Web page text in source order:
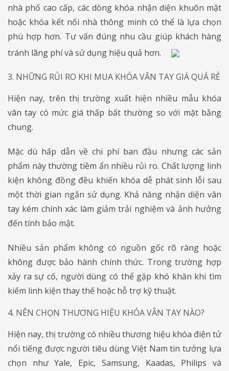
nhà phố cao cấp, các dòng khóa nhận diện khuôn mặt
hoặc khóa kết nối nhà thông minh có thể là lựa chọn
phù hợp hơn. Tư vấn đúng nhu cầu giúp khách hàng
tránh lãng phí và sử dụng hiệu quả hơn.
3. NHỮNG RỦI RO KHI MUA KHÓA VÂN TAY GIÁ QUÁ RẺ
Hiện nay, trên thị trường xuất hiện nhiều mẫu khóa
vân tay có mức giá thấp bất thường so với mặt bằng
chung.
Mặc dù hấp dẫn về chi phí ban đầu nhưng các sản
phẩm này thường tiềm ẩn nhiều rủi ro. Chất lượng linh
kiện không đồng đều khiến khóa dễ phát sinh lỗi sau
một thời gian ngắn sử dụng. Khả năng nhận diện vân
tay kém chính xác làm giảm trải nghiệm và ảnh hưởng
đến tính bảo mật.
Nhiều sản phẩm không có nguồn gốc rõ ràng hoặc
không được bảo hành chính thức. Trong trường hợp
xảy ra sự cố, người dùng có thể gặp khó khăn khi tìm
kiếm linh kiện thay thế hoặc hỗ trợ kỹ thuật.
4. NÊN CHỌN THƯƠNG HIỆU KHÓA VÂN TAY NÀO?
Hiện nay, thị trường có nhiều thương hiệu khóa điện tử
nổi tiếng được người tiêu dùng Việt Nam tin tưởng lựa
chọn như Yale, Epic, Samsung, Kaadas, Philips và